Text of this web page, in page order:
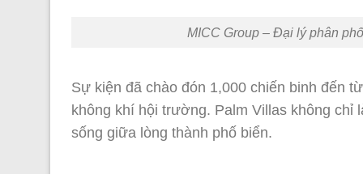
MICC Group – Đại lý phân
Sự kiện đã chào đón 1,000 chiến binh đến
không khí hội trường. Palm Villas không chỉ
sống giữa lòng thành phố biển.